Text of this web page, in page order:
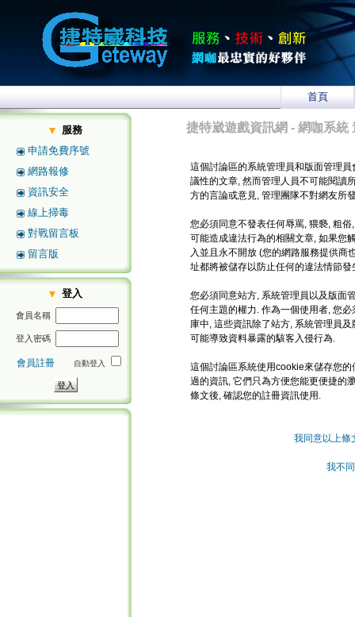
首頁
服務
申請免費序號
網路報修
資訊安全
線上掃毒
對戰留言板
留言版
登入
會員名稱
登入密碼
會員註冊 自動登入
捷特崴遊戲資訊網 - 網咖系統
這個討論區的系統管理員和版面管理
議性的文章, 然而管理人員不可能閱讀
方的言論或意見, 管理團隊不對網友所
您必須同意不發表任何辱罵, 猥褻, 粗
可能造成違法行為的相關文章, 如果您
入並且永不開放 (您的網路服務提供商
址都將被儲存以防止任何的違法情節發
您必須同意站方, 系統管理員以及版面
任何主題的權力. 作為一個使用者, 您
庫中, 這些資訊除了站方, 系統管理員
可能導致資料暴露的駭客入侵行為.
這個討論區系統使用cookie來儲存您
過的資訊, 它們只為方便您能更便捷的
條文後, 確認您的註冊資訊使用.
我同意以上條
我不